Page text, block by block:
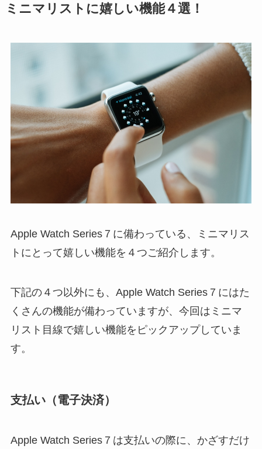
ミニマリストに嬉しい機能４選！
Apple Watch Series７に備わっている、ミニマリス
トにとって嬉しい機能を４つご紹介します。
下記の４つ以外にも、Apple Watch Series７にはた
くさんの機能が備わっていますが、今回はミニマ
リスト目線で嬉しい機能をピックアップしていま
す。
支払い（電子決済）
Apple Watch Series７は支払いの際に、かざすだけ